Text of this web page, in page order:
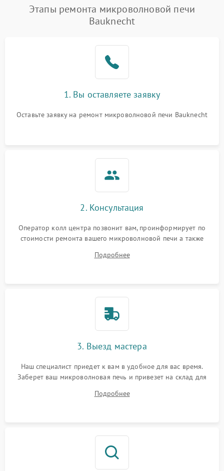
Появление запаха гари Подробнее →
2400 ₽ Подробнее →
Не горит подсветка 2000 ₽
Этапы ремонта микроволновой печи
Bauknecht
1. Вы оставляете заявку
Оставьте заявку на ремонт микроволновой печи Bauknecht
2. Консультация
Оператор колл центра позвонит вам, проинформирует по
стоимости ремонта вашего микроволновой печи а также
Подробнее
3. Выезд мастера
Наш специалист приедет к вам в удобное для вас время.
Заберет ваш микроволновая печь и привезет на склад для
Подробнее